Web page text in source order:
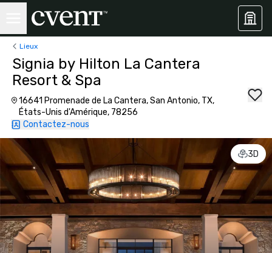
Lieux
Signia by Hilton La Cantera
Resort & Spa
16641 Promenade de La Cantera, San Antonio, TX,
États-Unis d'Amérique, 78256
Contactez-nous
3D